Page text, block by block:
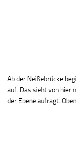
Ab der Neißebrücke
auf. Das sieht von hier
der Ebene aufragt.